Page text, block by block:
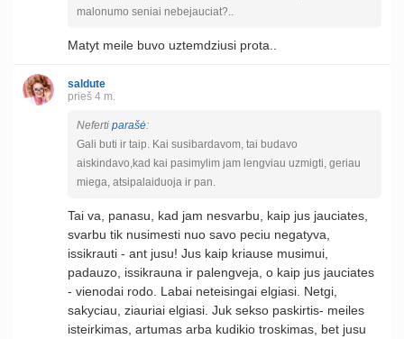
malonumo seniai nebejauciat?..
Matyt meile buvo uztemdziusi prota..
saldute
prieš 4 m.
Neferti parašė:
Gali buti ir taip. Kai susibardavom, tai budavo
aiskindavo,kad kai pasimylim jam lengviau uzmigti, geriau
miega, atsipalaiduoja ir pan.
Tai va, panasu, kad jam nesvarbu, kaip jus jauciates,
svarbu tik nusimesti nuo savo peciu negatyva,
issikrauti - ant jusu! Jus kaip kriause musimui,
padauzo, issikrauna ir palengveja, o kaip jus jauciates
- vienodai rodo. Labai neteisingai elgiasi. Netgi,
sakyciau, ziauriai elgiasi. Juk sekso paskirtis- meiles
isteirkimas, artumas arba kudikio troskimas, bet jusu